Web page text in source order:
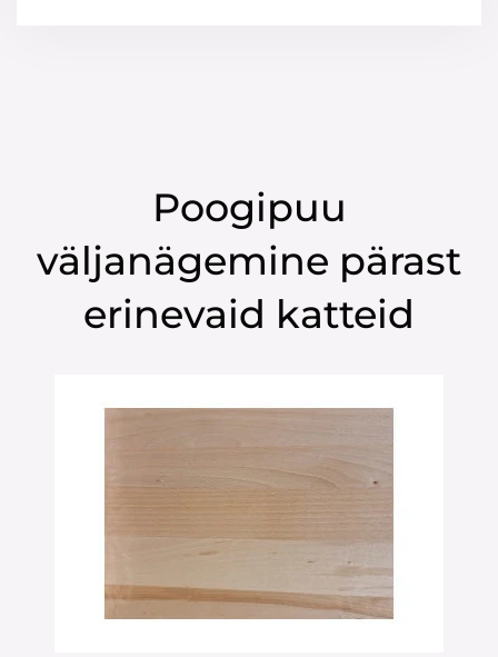
Poogipuu
väljanägemine pärast
erinevaid katteid